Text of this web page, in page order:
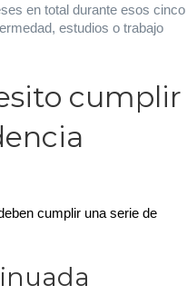
en total durante esos cinco
estudios o trabajo
cumplir
cumplir una serie de